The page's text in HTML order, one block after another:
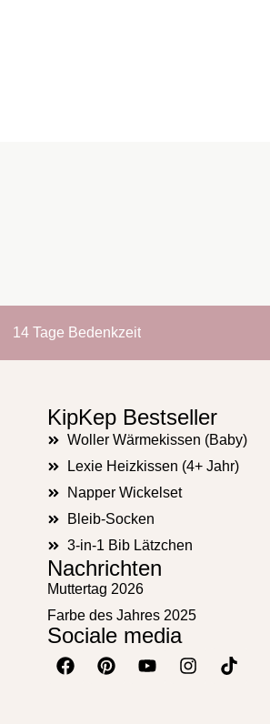
14 Tage Bedenkzeit
KipKep Bestseller
Woller Wärmekissen (Baby)
Lexie Heizkissen (4+ Jahr)
Napper Wickelset
Bleib-Socken
3-in-1 Bib Lätzchen
Nachrichten
Muttertag 2026
Farbe des Jahres 2025
Sociale media